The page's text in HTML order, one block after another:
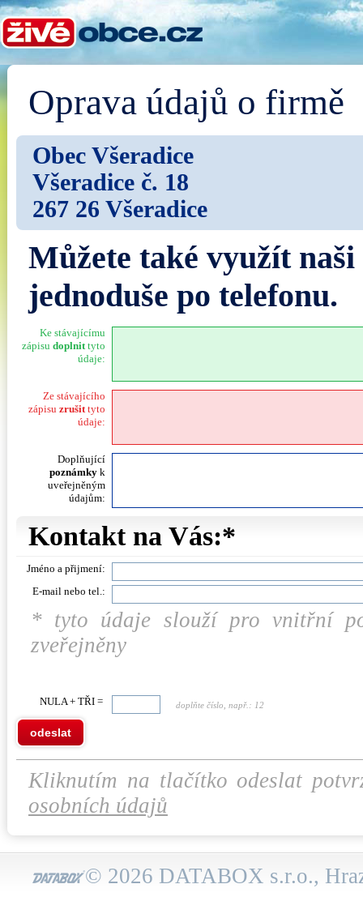
Oprava údajů o firmě
Obec Všeradice
Všeradice č. 18
267 26 Všeradice
Můžete také využít
jednoduše po telefonu.
Ke stávajícímu
zápisu doplnittyto
údaje:
Ze stávajícího
zápisu zrušittyto
údaje:
Doplňující
poznámky k
uveřejněným
údajům:
Kontakt na Vás:*
Jméno a přijmení:
E-mail nebo tel.:
* tyto údaje slouží pro vnitřní
zveřejněny
NULA + TŘI = doplňte číslo, např.: 12
odeslat
Kliknutím na tlačítko odeslat
osobních údajů
© 2026 DATABOX s.r.o.,